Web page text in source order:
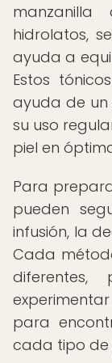
hidrolatos,
ayuda a
Estos
ayuda de un
su uso
piel en
Para
pueden
infusión, la
Cada
para
cada tipo de